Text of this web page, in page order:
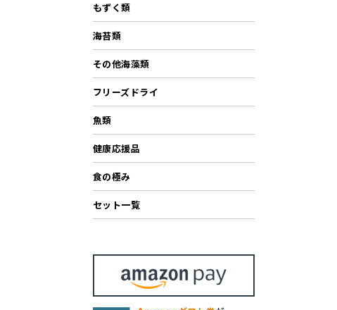
もずく類
海苔類
その他海藻類
フリーズドライ
魚類
健康応援品
食の極み
セット一覧